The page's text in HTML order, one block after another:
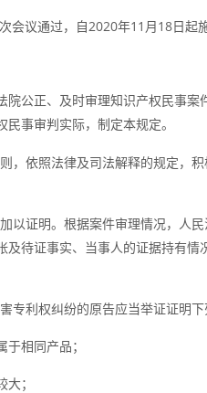
会议通过，自2020年11月18日起施
公正、及时审理知识产权民事案
事审判实际，制定本规定。
，依照法律及司法解释的规定，
以证明。根据案件审理情况，人
待证事实、当事人的证据持有情
专利权纠纷的原告应当举证证明下
相同产品；
；